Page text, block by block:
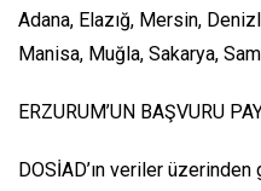
Adana, Elazığ, Mersin,
Manisa, Muğla, Sakarya,
ERZURUM’UN BAŞVURU
DOSİAD’ın veriler